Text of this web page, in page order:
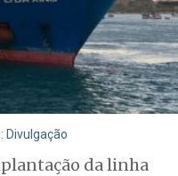
Divulgação
da linha